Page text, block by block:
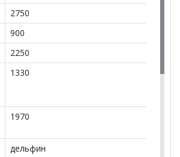
информацию о том, как купить
уточняйте у нашего
сайте
для интернет-магазинаи
от цен в розничных магазинах-
2750
900
2250
1330
1970
дельфин